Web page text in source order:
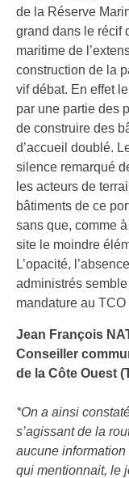
de la Réserve
grand dans le récif
maritime de
construction de la
vif débat. En effet
par une partie des
de construire des
d’accueil doublé.
silence remarqué
les acteurs de
bâtiments de ce
sans que, comme
site le moindre
L’opacité,
administrés
mandature au TCO
Jean François
Conseiller
de la Côte Ouest
*On a ainsi
s’agissant de la
aucune information
qui mentionnait, le